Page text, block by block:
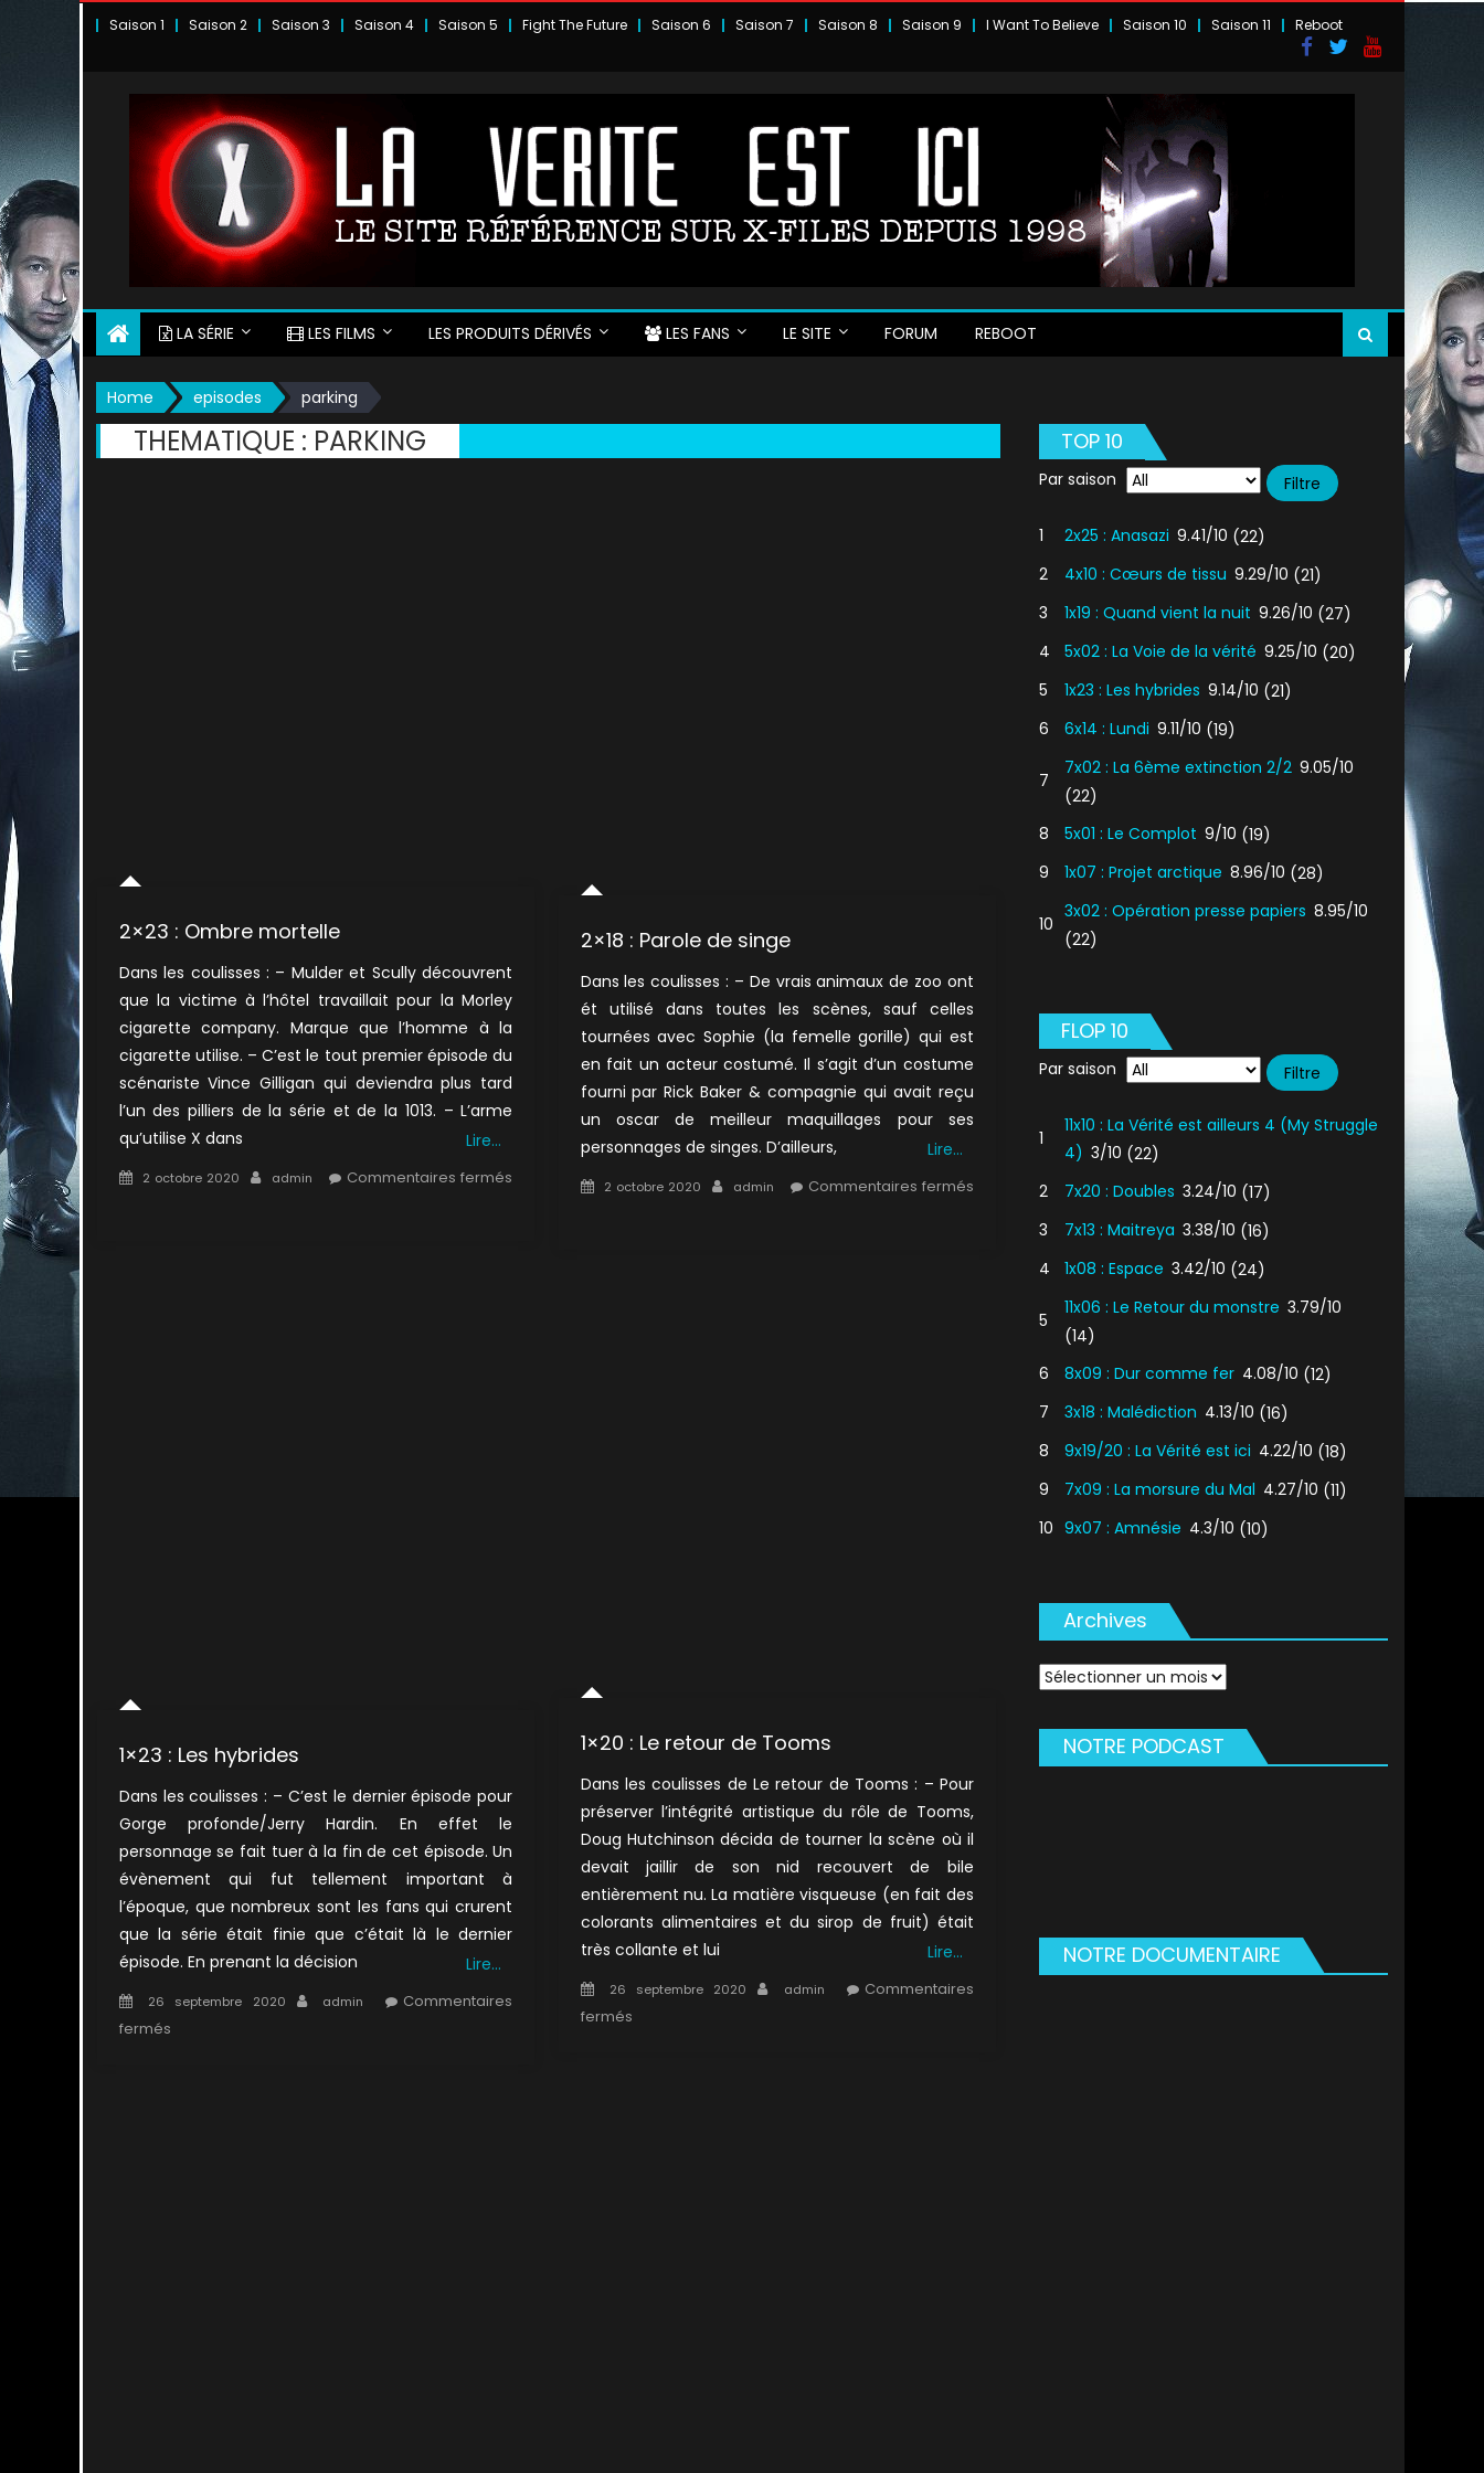
Saison 1 Saison 2 Saison 3 Saison 4 Saison 5 Fight The Future Saison 6 Saison 7 Saison 8 Saison 9 I Want To Believe Saison 10 Saison 11 Reboot
LA SÉRIE LES FILMS LES PRODUITS DÉRIVÉS LES FANS LE SITE FORUM REBOOT
Home episodes parking
THEMATIQUE : PARKING
2×23 : Ombre mortelle
Dans les coulisses : – Mulder et Scully découvrent
que la victime à l’hôtel travaillait pour la Morley
cigarette company. Marque que l’homme à la
cigarette utilise. – C’est le tout premier épisode du
scénariste Vince Gilligan qui deviendra plus tard
l’un des pilliers de la série et de la 1013. – L’arme
qu’utilise X dans
Lire…
Posted
2 octobre 2020 Author
admin
Commentaires fermés
2×18 : Parole de singe
Dans les coulisses : – De vrais animaux de zoo ont
ét utilisé dans toutes les scènes, sauf celles
tournées avec Sophie (la femelle gorille) qui est
en fait un acteur costumé. Il s’agit d’un costume
fourni par Rick Baker & compagnie qui avait reçu
un oscar de meilleur maquillages pour ses
personnages de singes. D’ailleurs,
Lire…
Posted
2 octobre 2020 Author
admin
Commentaires fermés
1×23 : Les hybrides
Dans les coulisses : – C’est le dernier épisode pour
Gorge profonde/Jerry Hardin. En effet le
personnage se fait tuer à la fin de cet épisode. Un
évènement qui fut tellement important à
l’époque, que nombreux sont les fans qui crurent
que la série était finie que c’était là le dernier
épisode. En prenant la décision
Lire…
Posted
on
26 septembre 2020 Author
admin
Commentaires
ferméssur
1×20 : Le retour de Tooms
Dans les coulisses de Le retour de Tooms : – Pour
préserver l’intégrité artistique du rôle de Tooms,
Doug Hutchinson décida de tourner la scène où il
devait jaillir de son nid recouvert de bile
entièrement nu. La matière visqueuse (en fait des
colorants alimentaires et du sirop de fruit) était
très collante et lui
Lire…
Posted
on
26 septembre 2020 Author
admin
Commentaires
ferméssur
TOP 10
Par saison
1 2x25 : Anasazi 9.41/10 (22)
2
4x10 : Cœurs de tissu 9.29/10 (21)
3
1x19 : Quand vient la nuit 9.26/10 (27)
4
5x02 : La Voie de la vérité 9.25/10 (20)
5
1x23 : Les hybrides 9.14/10 (21)
6
6x14 : Lundi 9.11/10 (19)
7
7x02 : La 6ème extinction 2/2 9.05/10
(22)
8
5x01 : Le Complot 9/10 (19)
9
1x07 : Projet arctique 8.96/10 (28)
10
3x02 : Opération presse papiers 8.95/10
(22)
FLOP 10
Par saison
1
11x10 : La Vérité est ailleurs 4 (My Struggle
4) 3/10 (22)
2
7x20 : Doubles 3.24/10 (17)
3
7x13 : Maitreya 3.38/10 (16)
4
1x08 : Espace 3.42/10 (24)
5
11x06 : Le Retour du monstre 3.79/10
(14)
6
8x09 : Dur comme fer 4.08/10 (12)
7
3x18 : Malédiction 4.13/10 (16)
8
9x19/20 : La Vérité est ici 4.22/10 (18)
9
7x09 : La morsure du Mal 4.27/10 (11)
10 9x07 : Amnésie 4.3/10 (10)
Archives
Archives
NOTRE PODCAST
NOTRE DOCUMENTAIRE